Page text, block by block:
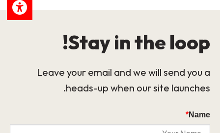
Stay in the loop!
Leave your email and we will send you a
heads-up when our site launches.
Name
*